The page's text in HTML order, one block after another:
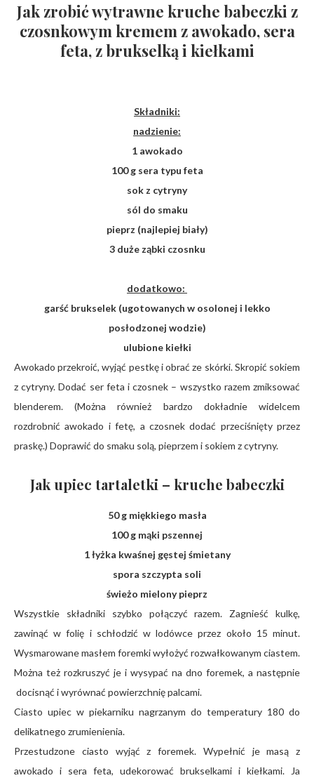
Jak zrobić wytrawne kruche babeczki z
czosnkowym kremem z awokado, sera
feta, z brukselką i kiełkami
Składniki:
nadzienie:
1 awokado
100 g sera typu feta
sok z cytryny
sól do smaku
pieprz (najlepiej biały)
3 duże ząbki czosnku
dodatkowo:
garść brukselek (ugotowanych w osolonej i lekko
posłodzonej wodzie)
ulubione kiełki
Awokado przekroić, wyjąć pestkę i obrać ze skórki. Skropić sokiem
z cytryny. Dodać ser feta i czosnek – wszystko razem zmiksować
blenderem. (Można również bardzo dokładnie widelcem
rozdrobnić awokado i fetę, a czosnek dodać przeciśnięty przez
praskę.) Doprawić do smaku solą, pieprzem i sokiem z cytryny.
Jak upiec tartaletki – kruche babeczki
50 g miękkiego masła
100 g mąki pszennej
1 łyżka kwaśnej gęstej śmietany
spora szczypta soli
świeżo mielony pieprz
Wszystkie składniki szybko połączyć razem. Zagnieść kulkę,
zawinąć w folię i schłodzić w lodówce przez około 15 minut.
Wysmarowane masłem foremki wyłożyć rozwałkowanym ciastem.
Można też rozkruszyć je i wysypać na dno foremek, a następnie
docisnąć i wyrównać powierzchnię palcami.
Ciasto upiec w piekarniku nagrzanym do temperatury 180 do
delikatnego zrumienienia.
Przestudzone ciasto wyjąć z foremek. Wypełnić je masą z
awokado i sera feta, udekorować brukselkami i kiełkami. Ja